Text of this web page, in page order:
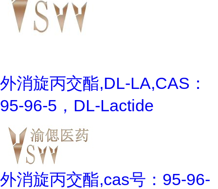
外消旋丙交酯,DL-LA,CAS：
95-96-5，DL-Lactide
外消旋丙交酯,cas号：95-96-